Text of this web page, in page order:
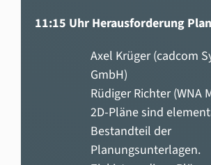
11:15 Uhr Herausforderung
Axel Krüger (cadcom
GmbH)
Rüdiger Richter (WNA
2D-Pläne sind
Bestandteil der
Planungsunterlagen.